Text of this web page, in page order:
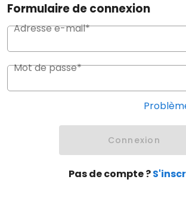
Formulaire de connexion
Adresse e-mail*
Mot de passe*
Connexion
Pas de compte ?